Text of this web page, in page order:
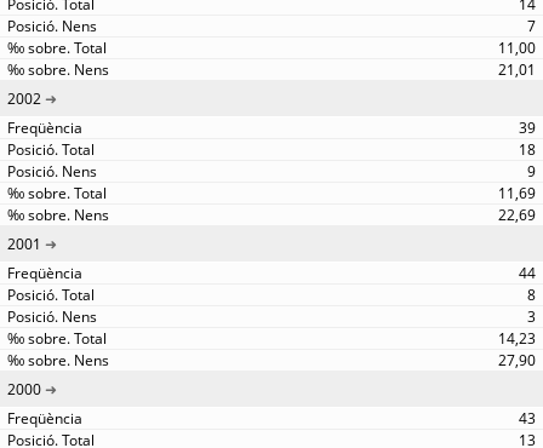
14
7
11,00
21,01
2002
39
18
9
11,69
22,69
2001
44
8
3
14,23
27,90
2000
43
13